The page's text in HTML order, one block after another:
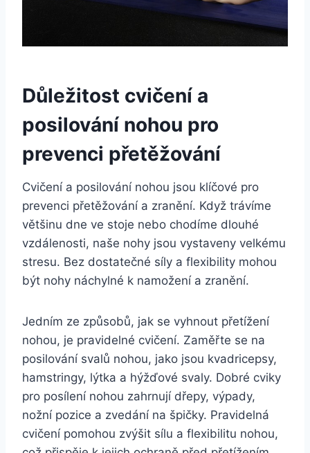
Důležitost cvičení a
posilování nohou pro
prevenci přetěžování
Cvičení a posilování nohou jsou klíčové pro
prevenci přetěžování a zranění. Když trávíme
většinu dne ve stoje nebo chodíme dlouhé
vzdálenosti, naše nohy jsou vystaveny velkému
stresu. Bez dostatečné síly a flexibility mohou
být nohy náchylné k namožení a zranění.
Jedním ze způsobů, jak se vyhnout přetížení
nohou, je pravidelné cvičení. Zaměřte se na
posilování svalů nohou, jako jsou kvadricepsy,
hamstringy, lýtka a hýžďové svaly. Dobré cviky
pro posílení nohou zahrnují dřepy, výpady,
nožní pozice a zvedání na špičky. Pravidelná
cvičení pomohou zvýšit sílu a flexibilitu nohou,